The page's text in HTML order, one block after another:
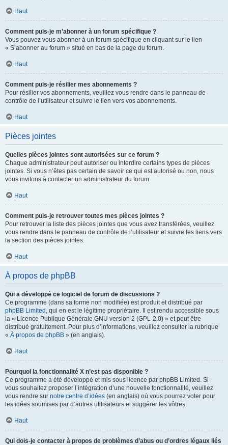
Haut
Comment puis-je m’abonner à un forum spécifique ?
Vous pouvez vous abonner à un forum spécifique en cliquant sur le lien
« S’abonner au forum » situé en bas de la page du forum.
Haut
Comment puis-je résilier mes abonnements ?
Pour résilier vos abonnements, veuillez vous rendre dans le panneau de
contrôle de l’utilisateur et suivre le lien vers vos abonnements.
Haut
Pièces jointes
Quelles pièces jointes sont autorisées sur ce forum ?
Chaque administrateur peut autoriser ou interdire certains types de pièces
jointes. Si vous n’êtes pas certain de savoir ce qui est autorisé ou non, nous
vous invitons à contacter un administrateur du forum.
Haut
Comment puis-je retrouver toutes mes pièces jointes ?
Pour retrouver la liste des pièces jointes que vous avez transférées, veuillez
vous rendre dans le panneau de contrôle de l’utilisateur et suivre les liens vers
la section des pièces jointes.
Haut
À propos de phpBB
Qui a développé ce logiciel de forum de discussions ?
Ce programme (dans sa forme non modifiée) est produit et distribué par
phpBB Limited , qui en est le légitime propriétaire. Il est rendu accessible sous
la « Licence Publique Générale GNU version 2 (GPL-2.0) » et peut être
distribué gratuitement. Pour plus d’informations, veuillez consulter la rubrique
« À propos de phpBB » (en anglais).
Haut
Pourquoi la fonctionnalité X n’est pas disponible ?
Ce programme a été développé et mis sous licence par phpBB Limited. Si
vous souhaitez proposer l’intégration d’une nouvelle fonctionnalité, veuillez
vous rendre sur notre centre d’idées (en anglais) où vous pourrez voter pour
les idées soumises par d’autres utilisateurs et suggérer les vôtres.
Haut
Qui dois-je contacter à propos de problèmes d’abus ou d’ordres légaux liés